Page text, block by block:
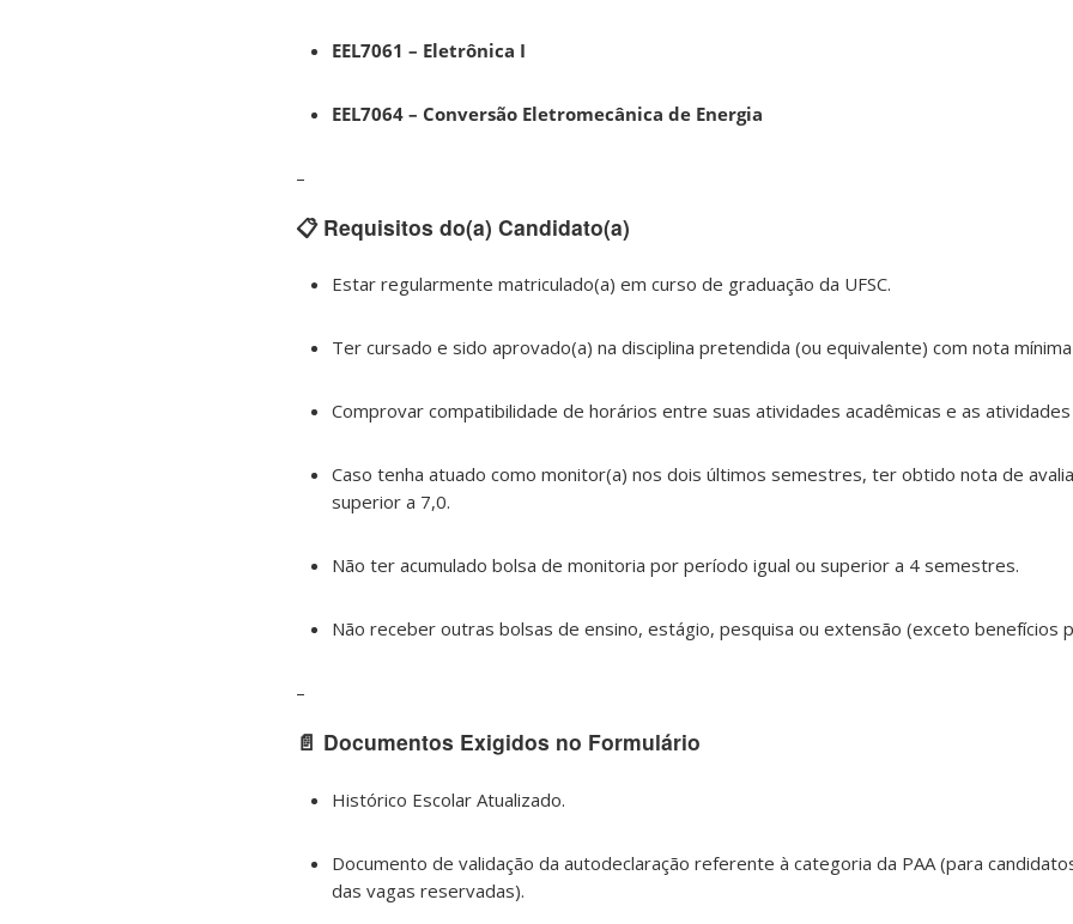
EEL7061 – Eletrônica I
EEL7064 – Conversão Eletromecânica de Energia
–
📋 Requisitos do(a) Candidato(a)
Estar regularmente matriculado(a) em curso de graduação da UFSC.
Ter cursado e sido aprovado(a) na disciplina pretendida (ou equivalente) com nota
Comprovar compatibilidade de horários entre suas atividades acadêmicas e as
Caso tenha atuado como monitor(a) nos dois últimos semestres, ter obtido nota de
superior a 7,0.
Não ter acumulado bolsa de monitoria por período igual ou superior a 4 semestres.
Não receber outras bolsas de ensino, estágio, pesquisa ou extensão (exceto benefícios
–
📄 Documentos Exigidos no Formulário
Histórico Escolar Atualizado.
Documento de validação da autodeclaração referente à categoria da PAA (para
das vagas reservadas).